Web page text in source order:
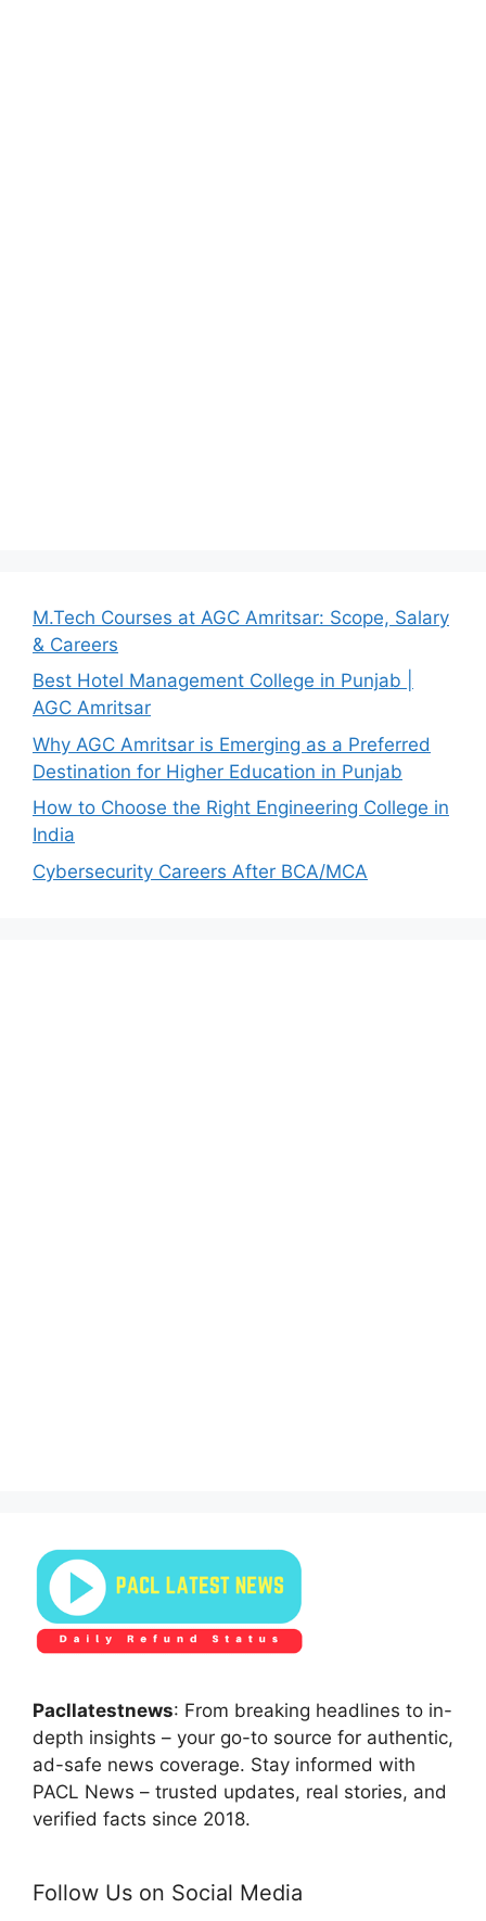
M.Tech Courses at AGC Amritsar: Scope, Salary
& Careers
Best Hotel Management College in Punjab |
AGC Amritsar
Why AGC Amritsar is Emerging as a Preferred
Destination for Higher Education in Punjab
How to Choose the Right Engineering College in
India
Cybersecurity Careers After BCA/MCA
Pacllatestnews: From breaking headlines to in-
depth insights – your go-to source for authentic,
ad-safe news coverage. Stay informed with
PACL News – trusted updates, real stories, and
verified facts since 2018.
Follow Us on Social Media